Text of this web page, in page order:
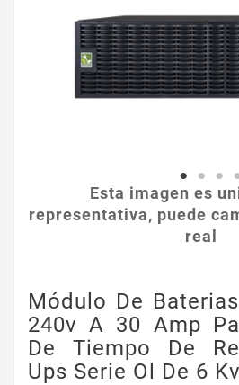
Esta imagen es
representativa, puede
real
Módulo De
240v A 30 Amp
De Tiempo De
Ups Serie Ol De 6